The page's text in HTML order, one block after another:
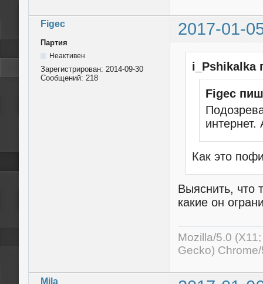
Figec 2017-01-
Партия
Неактивен
Зарегистрирован: 2014-09-30
Сообщений: 218
i_Pshikalka
Figec
интернет.
Как это
Выяснить, что
какие он
Mozilla/5.0
Gecko)
Mila